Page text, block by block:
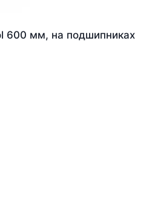
600 мм, на подшипниках